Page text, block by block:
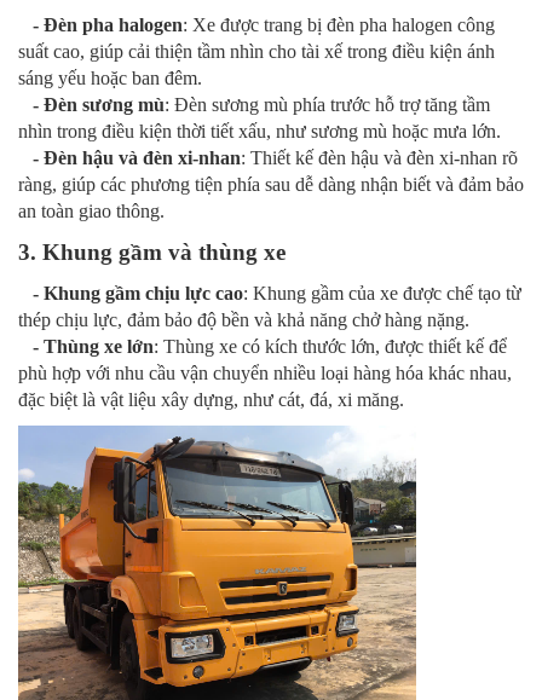
- Đèn pha halogen: Xe được trang bị đèn pha halogen công
suất cao, giúp cải thiện tầm nhìn cho tài xế trong điều kiện ánh
sáng yếu hoặc ban đêm.
- Đèn sương mù: Đèn sương mù phía trước hỗ trợ tăng tầm
nhìn trong điều kiện thời tiết xấu, như sương mù hoặc mưa lớn.
- Đèn hậu và đèn xi-nhan: Thiết kế đèn hậu và đèn xi-nhan rõ
ràng, giúp các phương tiện phía sau dễ dàng nhận biết và đảm bảo
an toàn giao thông.
3. Khung gầm và thùng xe
- Khung gầm chịu lực cao: Khung gầm của xe được chế tạo từ
thép chịu lực, đảm bảo độ bền và khả năng chở hàng nặng.
- Thùng xe lớn: Thùng xe có kích thước lớn, được thiết kế để
phù hợp với nhu cầu vận chuyển nhiều loại hàng hóa khác nhau,
đặc biệt là vật liệu xây dựng, như cát, đá, xi măng.